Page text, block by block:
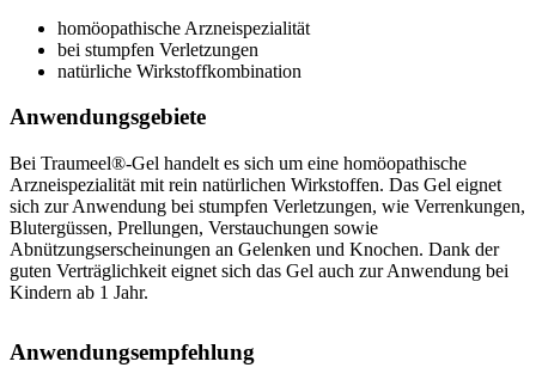
homöopathische Arzneispezialität
bei stumpfen Verletzungen
natürliche Wirkstoffkombination
Anwendungsgebiete
Bei Traumeel®-Gel handelt es sich um eine homöopathische
Arzneispezialität mit rein natürlichen Wirkstoffen. Das Gel eignet
sich zur Anwendung bei stumpfen Verletzungen, wie Verrenkungen,
Blutergüssen, Prellungen, Verstauchungen sowie
Abnützungserscheinungen an Gelenken und Knochen. Dank der
guten Verträglichkeit eignet sich das Gel auch zur Anwendung bei
Kindern ab 1 Jahr.
Anwendungsempfehlung